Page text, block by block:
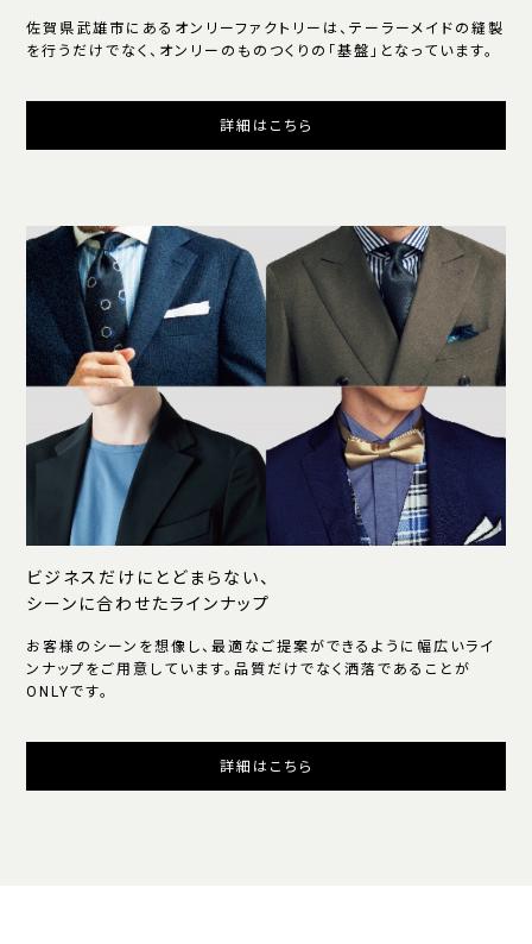
佐賀県武雄市にあるオンリーファクトリーは、テーラーメイドの縫製
を行うだけでなく、オンリーのものつくりの「基盤」となっています。
詳細はこちら
ビジネスだけにとどまらない、
シーンに合わせたラインナップ
お客様のシーンを想像し、最適なご提案ができるように幅広いライ
ンナップをご用意しています。品質だけでなく洒落であることが
ONLYです。
詳細はこちら